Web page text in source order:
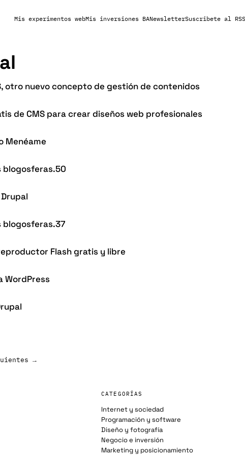
Mis experimentos webMis inversiones BANewsletterSuscribete al RSS
otro nuevo concepto de gestión de contenidos
de CMS para crear diseños web profesionales
Menéame
blogosferas.50
blogosferas.37
Flash gratis y libre
WordPress
→
CATEGORÍAS
Internet y sociedad
Programación y software
Diseño y fotografía
Negocio e inversión
Marketing y posicionamiento